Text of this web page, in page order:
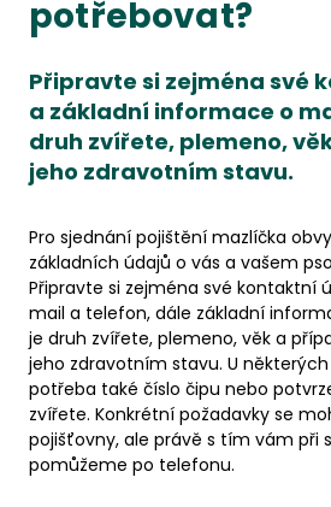
potřebovat?
Připravte si zejména své
a základní informace o
druh zvířete, plemeno,
jeho zdravotním stavu.
Pro sjednání pojištění mazlíčka
základních údajů o vás a vašem
Připravte si zejména své kontaktní
mail a telefon, dále základní
je druh zvířete, plemeno, věk a
jeho zdravotním stavu. U
potřeba také číslo čipu nebo
zvířete. Konkrétní požadavky se
pojišťovny, ale právě s tím vám při
pomůžeme po telefonu.